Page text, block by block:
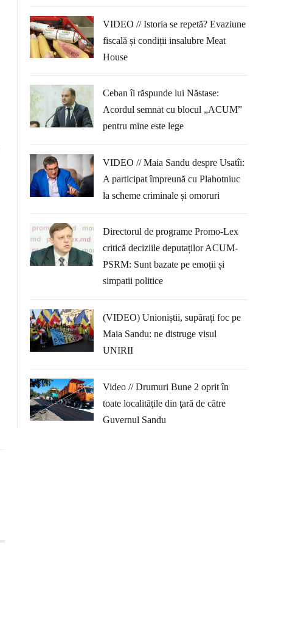
VIDEO // Istoria se repetă? Evaziune
fiscală și condiții insalubre Meat
House
Ceban îi răspunde lui Năstase:
Acordul semnat cu blocul „ACUM”
pentru mine este lege
VIDEO // Maia Sandu despre Usatîi:
A participat împreună cu Plahotniuc
la scheme criminale și omoruri
Directorul de programe Promo-Lex
critică deciziile deputaților ACUM-
PSRM: Sunt bazate pe emoții și
simpatii politice
(VIDEO) Unioniștii, supărați foc pe
Maia Sandu: ne distruge visul
UNIRII
Video // Drumuri Bune 2 oprit în
toate localităţile din ţară de către
Guvernul Sandu